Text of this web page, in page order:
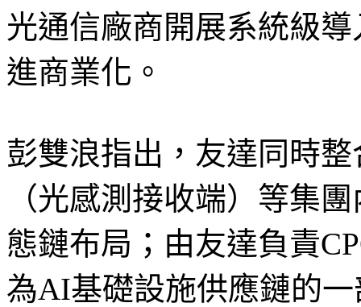
光通信廠商開展系統級
進商業化。
彭雙浪指出，友達同時
（光感測接收端）等集
態鏈布局；由友達負責
為AI基礎設施供應鏈的